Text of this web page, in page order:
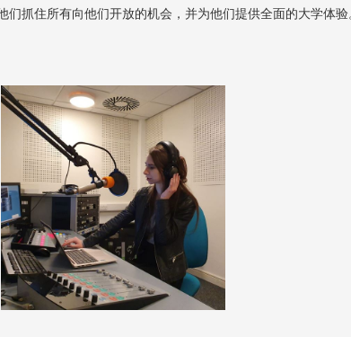
们抓住所有向他们开放的机会，并为他们提供全面的大学体验